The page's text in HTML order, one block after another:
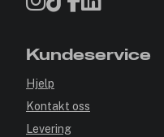
Kundeservice
Hjelp
Kontakt oss
Levering